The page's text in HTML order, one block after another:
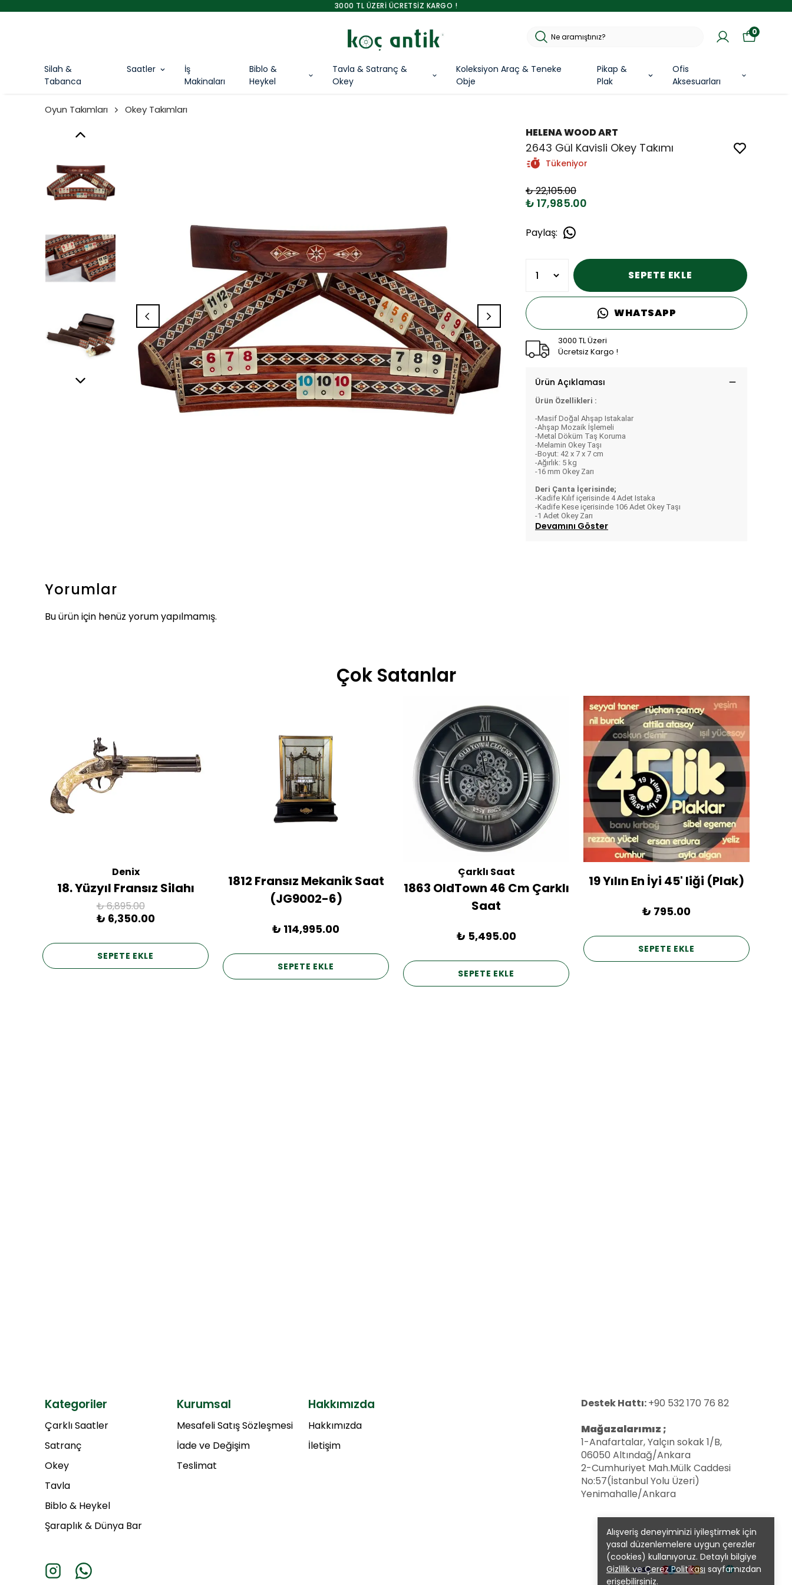
3000 TL ÜZERİ ÜCRETSİZ KARGO !
Silah &
Tabanca
Saatler
İş
Makinaları
Biblo &
Heykel
Tavla & Satranç &
Okey
Koleksiyon Araç & Teneke
Obje
Pikap &
Plak
Ofis
Aksesuarları
0
Alışveriş deneyiminizi iyileştirmek için
yasal düzenlemelere uygun çerezler
(cookies) kullanıyoruz. Detaylı bilgiye
Gizlilik ve Çerez Politikası sayfamızdan
erişebilirsiniz.
Oyun Takımları Okey Takımları
HELENA WOOD ART
2643 Gül Kavisli Okey Takımı
Tükeniyor
₺ 22,105.00
₺ 17,985.00
Paylaş:
SEPETE EKLE
WHATSAPP
3000 TL Üzeri
Ücretsiz Kargo !
Ürün Açıklaması
Ürün Özellikleri :
-Masif Doğal Ahşap Istakalar
-Ahşap Mozaik İşlemeli
-Metal Döküm Taş Koruma
-Melamin Okey Taşı
-Boyut: 42 x 7 x 7 cm
-Ağırlık: 5 kg
-16 mm Okey Zarı
Deri Çanta İçerisinde;
-Kadife Kılıf içerisinde 4 Adet Istaka
-Kadife Kese içerisinde 106 Adet Okey Taşı
-1 Adet Okey Zarı
Devamını Göster
Yorumlar
Bu ürün için henüz yorum yapılmamış.
Çok Satanlar
Denix
18. Yüzyıl Fransız Silahı
₺ 6,895.00
₺ 6,350.00
SEPETE EKLE
1812 Fransız Mekanik Saat
(JG9002-6)
₺ 114,995.00
SEPETE EKLE
Çarklı Saat
1863 OldTown 46 Cm Çarklı
Saat
₺ 5,495.00
SEPETE EKLE
19 Yılın En İyi 45' liği (Plak)
₺ 795.00
SEPETE EKLE
Kategoriler
Çarklı Saatler
Satranç
Okey
Tavla
Biblo & Heykel
Şaraplık & Dünya Bar
Kurumsal
Mesafeli Satış Sözleşmesi
İade ve Değişim
Teslimat
Hakkımızda
Hakkımızda
İletişim
Destek Hattı:+90 532 170 76 82
Mağazalarımız ;
1-Anafartalar, Yalçın sokak 1/B,
06050 Altındağ/Ankara
2-Cumhuriyet Mah.Mülk Caddesi
No:57(İstanbul Yolu Üzeri)
Yenimahalle/Ankara